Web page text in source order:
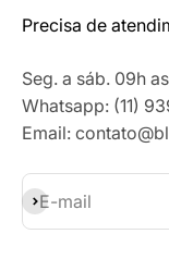
Precisa de
Seg. a sáb. 09h
Whatsapp: (11)
Email:
E-mail
Assinar